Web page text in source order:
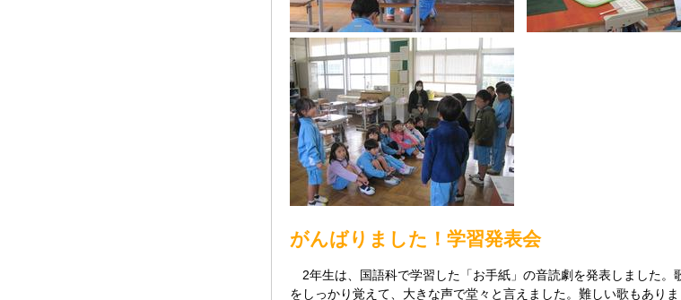
がんばりました！学習発表会
2年生は、国語科で学習した「お手紙」の音読劇を発表しました
をしっかり覚えて、大きな声で堂々と言えました。難しい歌もあり